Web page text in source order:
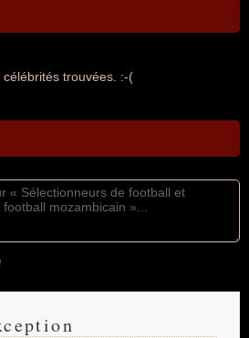
célébrités trouvées. :-(